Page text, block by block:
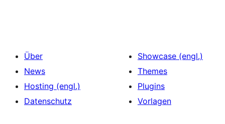
Über
News
Hosting (engl.)
Datenschutz
Showcase (engl.)
Themes
Plugins
Vorlagen